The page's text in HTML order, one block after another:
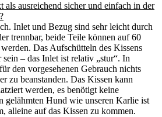
als ausreichend sicher und einfach in der
Inlet und Bezug sind sehr leicht durch
trennbar, beide Teile können auf 60
Das Aufschütteln des Kissens
sein – das Inlet ist relativ „stur“. In
den vorgesehenen Gebrauch nichts
zu beanstanden. Das Kissen kann
werden, es benötigt keine
gelähmten Hund wie unseren Karlie ist
alleine auf das Kissen zu kommen.